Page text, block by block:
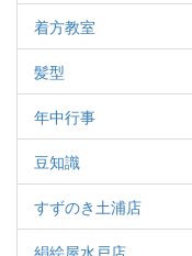
着方教室
髪型
年中行事
豆知識
すずのき土浦店
絹絵屋水戸店